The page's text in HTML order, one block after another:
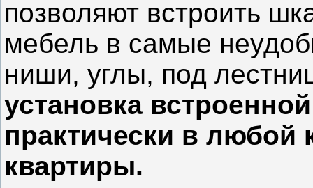
позволяют встроить
мебель в самые
ниши, углы, под
установка
практически в любой
квартиры.